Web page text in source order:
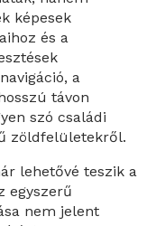
képesek
és a
a
távon
szó családi
zöldfelületekről.
lehetővé teszik a
egyszerű
nem jelent